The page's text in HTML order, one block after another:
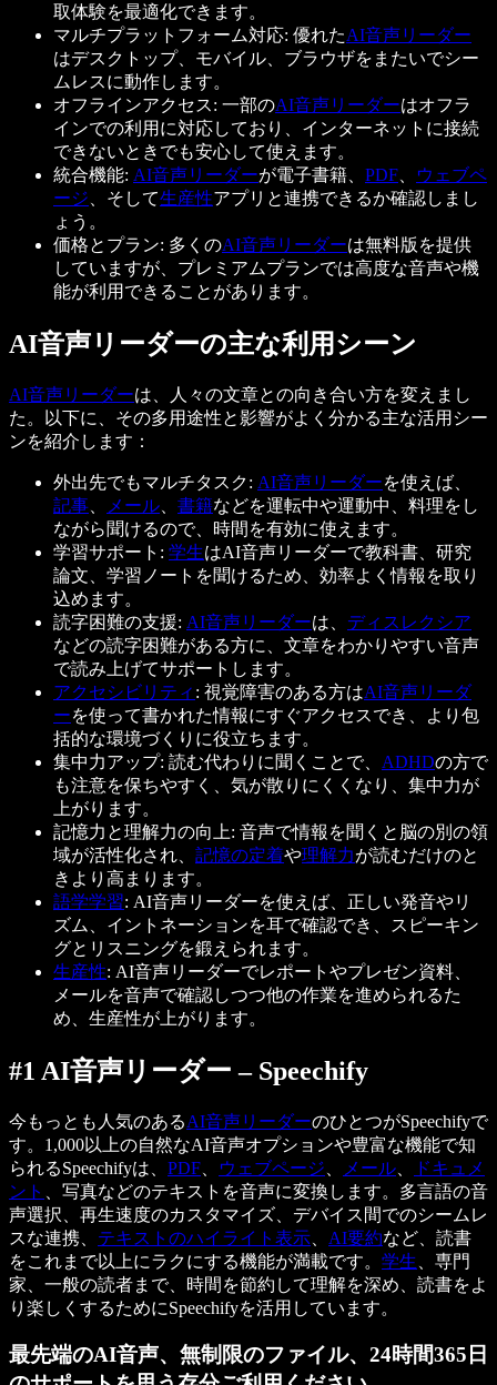
取体験を最適化できます。
マルチプラットフォーム対応: 優れたAI音声リーダー
はデスクトップ、モバイル、ブラウザをまたいでシー
ムレスに動作します。
オフラインアクセス: 一部のAI音声リーダーはオフラ
インでの利用に対応しており、インターネットに接続
できないときでも安心して使えます。
統合機能: AI音声リーダーが電子書籍、 PDF
ウェブペ
ージ 、そして生産性アプリと連携できるか確認しまし
ょう。
価格とプラン: 多くのAI音声リーダーは無料版を提供
していますが、プレミアムプランでは高度な音声や機
能が利用できることがあります。
AI音声リーダーの主な利用シーン
AI音声リーダーは、人々の文章との向き合い方を変えまし
た。以下に、その多用途性と影響がよく分かる主な活用シー
ンを紹介します：
外出先でもマルチタスク: AI音声リーダーを使えば、
記事
メール 書籍などを運転中や運動中、料理をし
ながら聞けるので、時間を有効に使えます。
学習サポート: 学生はAI音声リーダーで教科書、研究
論文、学習ノートを聞けるため、効率よく情報を取り
込めます。
読字困難の支援: AI音声リーダーは、 ディスレクシア
などの読字困難がある方に、文章をわかりやすい音声
で読み上げてサポートします。
アクセシビリティ : 視覚障害のある方はAI音声リーダ
ーを使って書かれた情報にすぐアクセスでき、より包
括的な環境づくりに役立ちます。
集中力アップ: 読む代わりに聞くことで、 ADHDの方で
も注意を保ちやすく、気が散りにくくなり、集中力が
上がります。
記憶力と理解力の向上: 音声で情報を聞くと脳の別の領
域が活性化され、 記憶の定着や理解力が読むだけのと
きより高まります。
語学学習: AI音声リーダーを使えば、正しい発音やリ
ズム、イントネーションを耳で確認でき、スピーキン
グとリスニングを鍛えられます。
生産性: AI音声リーダーでレポートやプレゼン資料、
メールを音声で確認しつつ他の作業を進められるた
め、生産性が上がります。
#1 AI音声リーダー – Speechify
今もっとも人気のあるAI音声リーダーのひとつがSpeechifyで
す。1,000以上の自然なAI音声オプションや豊富な機能で知
られるSpeechifyは、 PDF ウェブページ メール
ドキュメ
ント
、写真などのテキストを音声に変換します。多言語の音
声選択、再生速度のカスタマイズ、デバイス間でのシームレ
スな連携、 テキストのハイライト表示 AI要約など、読書
をこれまで以上にラクにする機能が満載です。 学生 、専門
家、一般の読者まで、時間を節約して理解を深め、読書をよ
り楽しくするためにSpeechifyを活用しています。
最先端のAI音声、無制限のファイル、24時間365日